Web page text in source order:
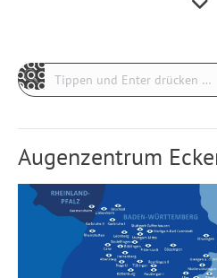
Search:
Augenzentrum